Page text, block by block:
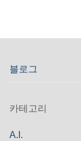
블로그
카테고리
A.I.